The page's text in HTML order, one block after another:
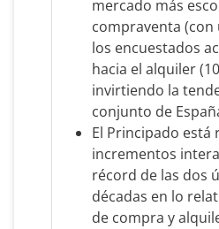
mercado más
compraventa (con
los encuestados
hacia el alquiler
invirtiendo la
conjunto de
El Principado está
incrementos
récord de las dos
décadas en lo
de compra y